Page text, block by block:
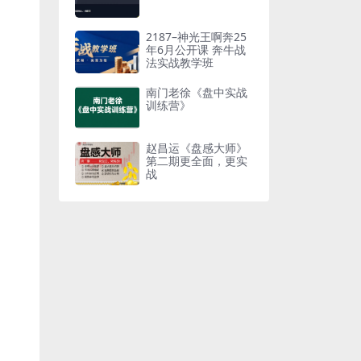
2187–神光王啊奔25
年6月公开课 奔牛战
法实战教学班
南门老徐《盘中实战
训练营》
赵昌运《盘感大师》
第二期更全面，更实
战